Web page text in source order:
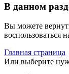
В данном
Вы можете
воспользоваться
Главная страница
Или выберите